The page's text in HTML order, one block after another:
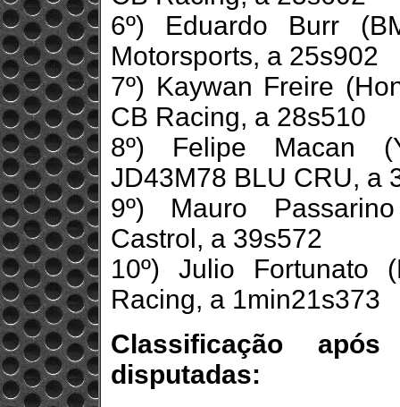
6º) Eduardo Burr
Motorsports, a 25s902
7º) Kaywan Freire
CB Racing, a 28s510
8º) Felipe Macan
JD43M78 BLU CRU, a
9º) Mauro
Castrol, a 39s572
10º) Julio Fortunato
Racing, a 1min21s373
Classificação
disputadas: